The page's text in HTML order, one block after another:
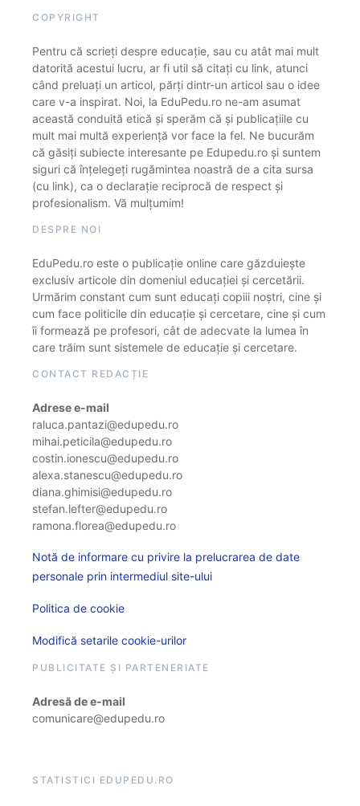
COPYRIGHT
Pentru că scrieți despre educație, sau cu atât mai mult
datorită acestui lucru, ar fi util să citați cu link, atunci
când preluați un articol, părți dintr-un articol sau o idee
care v-a inspirat. Noi, la EduPedu.ro ne-am asumat
această conduită etică și sperăm că și publicațiile cu
mult mai multă experiență vor face la fel. Ne bucurăm
că găsiți subiecte interesante pe Edupedu.ro și suntem
siguri că înțelegeți rugămintea noastră de a cita sursa
(cu link), ca o declarație reciprocă de respect și
profesionalism. Vă mulțumim!
DESPRE NOI
EduPedu.ro este o publicație online care găzduiește
exclusiv articole din domeniul educației și cercetării.
Urmărim constant cum sunt educați copiii noștri, cine și
cum face politicile din educație și cercetare, cine și cum
îi formează pe profesori, cât de adecvate la lumea în
care trăim sunt sistemele de educație și cercetare.
CONTACT REDACȚIE
Adrese e-mail
raluca.pantazi@edupedu.ro
mihai.peticila@edupedu.ro
costin.ionescu@edupedu.ro
alexa.stanescu@edupedu.ro
diana.ghimisi@edupedu.ro
stefan.lefter@edupedu.ro
ramona.florea@edupedu.ro
Notă de informare cu privire la prelucrarea de date
personale prin intermediul site-ului
Politica de cookie
Modifică setarile cookie-urilor
PUBLICITATE ȘI PARTENERIATE
Adresă de e-mail
comunicare@edupedu.ro
STATISTICI EDUPEDU.RO